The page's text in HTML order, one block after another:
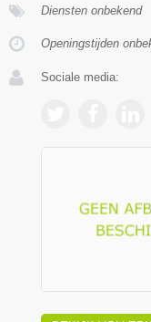
Diensten onbekend
Openingstijden
Sociale media: